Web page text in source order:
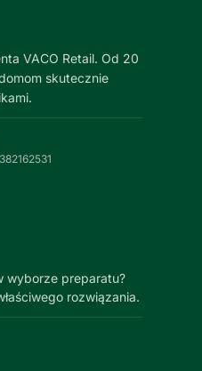
VACO Retail. Od 20
skutecznie
wyborze preparatu?
rozwiązania.